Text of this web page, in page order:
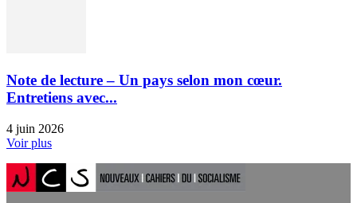
Note de lecture – Un pays selon mon cœur.
Entretiens avec...
4 juin 2026
Voir plus